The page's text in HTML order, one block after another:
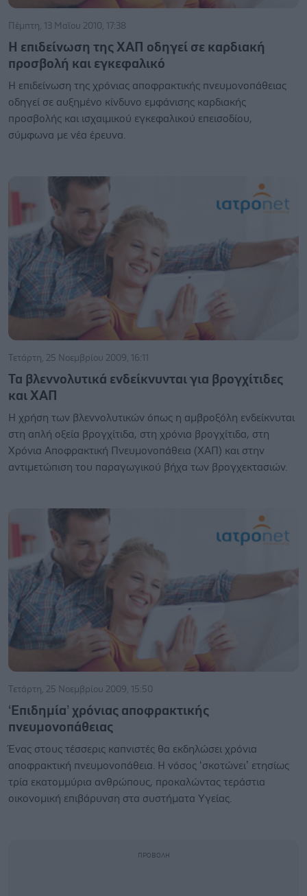
Πέμπτη, 13 Μαΐου 2010, 17:38
Η επιδείνωση της ΧΑΠ οδηγεί σε καρδιακή
προσβολή και εγκεφαλικό
Η επιδείνωση της χρόνιας αποφρακτικής πνευμονοπάθειας
οδηγεί σε αυξημένο κίνδυνο εμφάνισης καρδιακής
προσβολής και ισχαιμικού εγκεφαλικού επεισοδίου,
σύμφωνα με νέα έρευνα.
Τετάρτη, 25 Νοεμβρίου 2009, 16:11
Τα βλεννολυτικά ενδείκνυνται για βρογχίτιδες
και ΧΑΠ
Η χρήση των βλεννολυτικών όπως η αμβροξόλη ενδείκνυται
στη απλή οξεία βρογχίτιδα, στη χρόνια βρογχίτιδα, στη
Χρόνια Αποφρακτική Πνευμονοπάθεια (ΧΑΠ) και στην
αντιμετώπιση του παραγωγικού βήχα των βρογχεκτασιών.
Τετάρτη, 25 Νοεμβρίου 2009, 15:50
‘Επιδημία’ χρόνιας αποφρακτικής
πνευμονοπάθειας
Ένας στους τέσσερις καπνιστές θα εκδηλώσει χρόνια
αποφρακτική πνευμονοπάθεια. Η νόσος ‘σκοτώνει’ ετησίως
τρία εκατομμύρια ανθρώπους, προκαλώντας τεράστια
οικονομική επιβάρυνση στα συστήματα Υγείας.